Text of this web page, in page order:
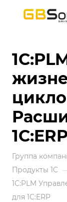
1С:ERP
Группа
Продукты 1С
1С:PLM
для 1С:ERP